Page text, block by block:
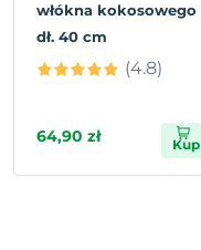
włókna kokosowego
dł. 40 cm
(4.8)
64,90 zł Kup